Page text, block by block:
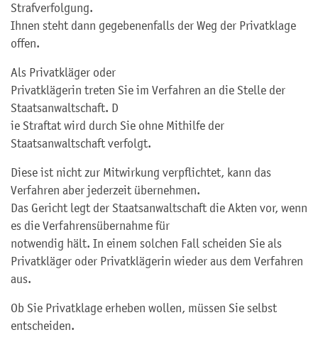
Strafverfolgung.
Ihnen steht dann gegebenenfalls der Weg der Privatklage
offen.
Als Privatkläger oder
Privatklägerin treten Sie im Verfahren an die Stelle der
Staatsanwaltschaft. D
ie Straftat wird durch Sie ohne Mithilfe der
Staatsanwaltschaft verfolgt.
Diese ist nicht zur Mitwirkung verpflichtet, kann das
Verfahren aber jederzeit übernehmen.
Das Gericht legt der Staatsanwaltschaft die Akten vor, wenn
es die Verfahrensübernahme für
notwendig hält. In einem solchen Fall scheiden Sie als
Privatkläger oder Privatklägerin wieder aus dem Verfahren
aus.
Ob Sie Privatklage erheben wollen, müssen Sie selbst
entscheiden.